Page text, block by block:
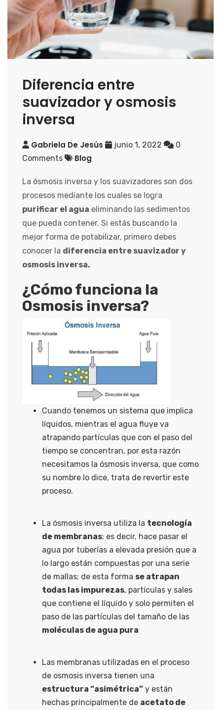
Diferencia entre
suavizador y osmosis
inversa
Gabriela De Jesús junio 1, 2022
0
Comments
Blog
La ósmosis inversa y los suavizadores son dos
procesos mediante los cuales se logra
purificar el agua eliminando las sedimentos
que pueda contener. Si estás buscando la
mejor forma de potabilizar, primero debes
conocer la diferencia entre suavizador y
osmosis inversa.
¿Cómo funciona la
Osmosis inversa?
Cuando tenemos un sistema que implica
líquidos, mientras el agua fluye va
atrapando partículas que con el paso del
tiempo se concentran, por esta razón
necesitamos la ósmosis inversa, que como
su nombre lo dice, trata de revertir este
proceso.
La ósmosis inversa utiliza la tecnología
de membranas; es decir, hace pasar el
agua por tuberías a elevada presión que a
lo largo están compuestas por una serie
de mallas; de esta forma se atrapan
todas las impurezas, partículas y sales
que contiene el líquido y solo permiten el
paso de las partículas del tamaño de las
moléculas de agua pura
Las membranas utilizadas en el proceso
de osmosis inversa tienen una
estructura “asimétrica” y están
hechas principalmente de acetato de